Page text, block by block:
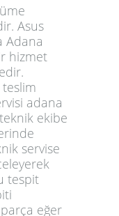
Asus
Adana
hizmet
teslim
adana
ekibe
servise
tespit
eğer